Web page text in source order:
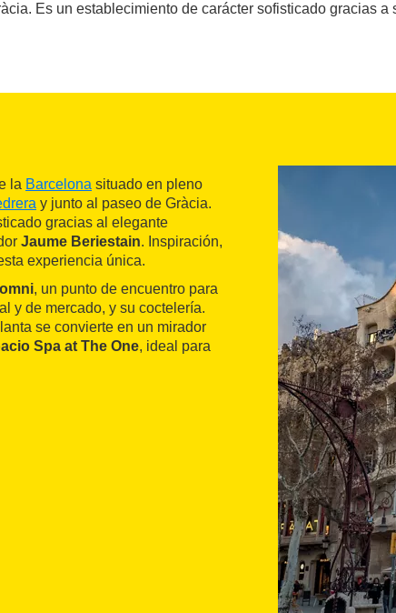
Es un establecimiento de carácter sofisticado gracias a
la Barcelona situado en pleno
y junto al paseo de Gràcia.
gracias al elegante
Jaume Beriestain. Inspiración,
experiencia única.
, un punto de encuentro para
y de mercado, y su coctelería.
se convierte en un mirador
Spa at The One, ideal para